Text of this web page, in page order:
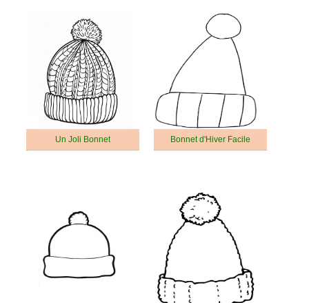
Un Joli Bonnet Bonnet d'Hiver Facile